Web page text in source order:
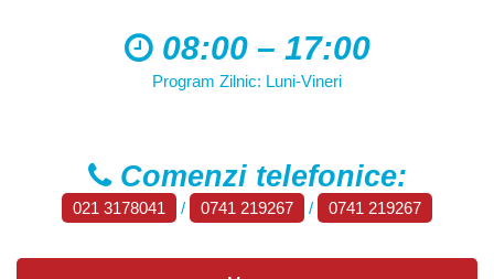
08:00 – 17:00
Program Zilnic: Luni-Vineri
Comenzi telefonice:
021 3178041 / 0741 219267 / 0741 219267